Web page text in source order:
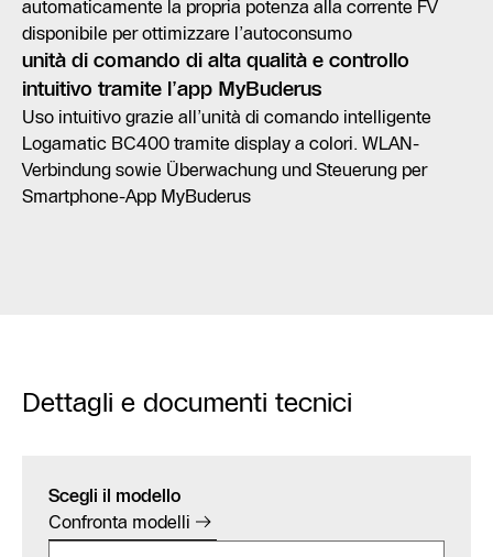
automaticamente la propria potenza alla corrente FV
disponibile per ottimizzare l’autoconsumo
unità di comando di alta qualità e controllo
intuitivo tramite l’app MyBuderus
Uso intuitivo grazie all’unità di comando intelligente
Logamatic BC400 tramite display a colori. WLAN-
Verbindung sowie Überwachung und Steuerung per
Smartphone-App MyBuderus
Dettagli e documenti tecnici
Scegli il modello
Confronta modelli